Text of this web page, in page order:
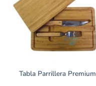
Tabla Parrillera Premium